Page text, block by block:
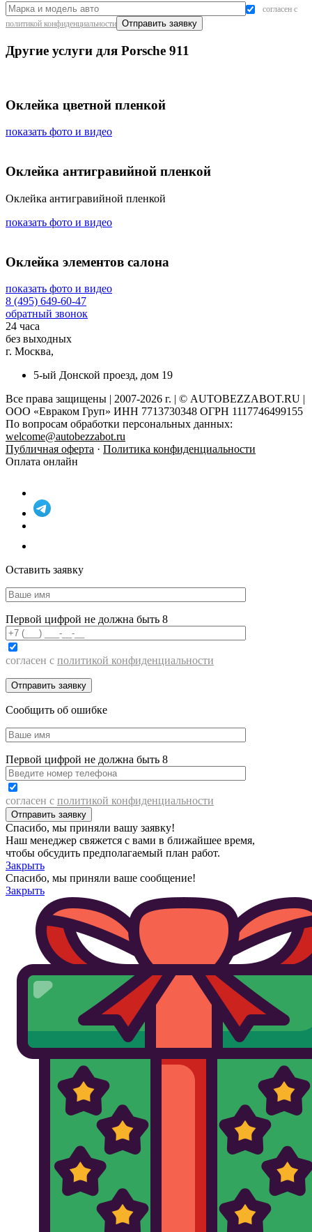
согласен с
политикой конфиденциальности
Другие услуги для Porsche 911
Оклейка цветной пленкой
показать фото и видео
Оклейка антигравийной пленкой
Оклейка антигравийной пленкой
показать фото и видео
Оклейка элементов салона
показать фото и видео
8 (495) 649-60-47
обратный звонок
24 часа
без выходных
г. Москва,
5-ый Донской проезд, дом 19
Все права защищены | 2007-2026 г. | © AUTOBEZZABOT.RU |
ООО «Евраком Груп» ИНН 7713730348 ОГРН 1117746499155
По вопросам обработки персональных данных:
welcome@autobezzabot.ru
Публичная оферта · Политика конфиденциальности
Оплата онлайн
Оставить заявку
Первой цифрой не должна быть 8
согласен с политикой конфиденциальности
Сообщить об ошибке
Первой цифрой не должна быть 8
согласен с политикой конфиденциальности
Спасибо, мы приняли вашу заявку!
Наш менеджер свяжется с вами в ближайшее время,
чтобы обсудить предполагаемый план работ.
Закрыть
Спасибо, мы приняли ваше сообщение!
Закрыть